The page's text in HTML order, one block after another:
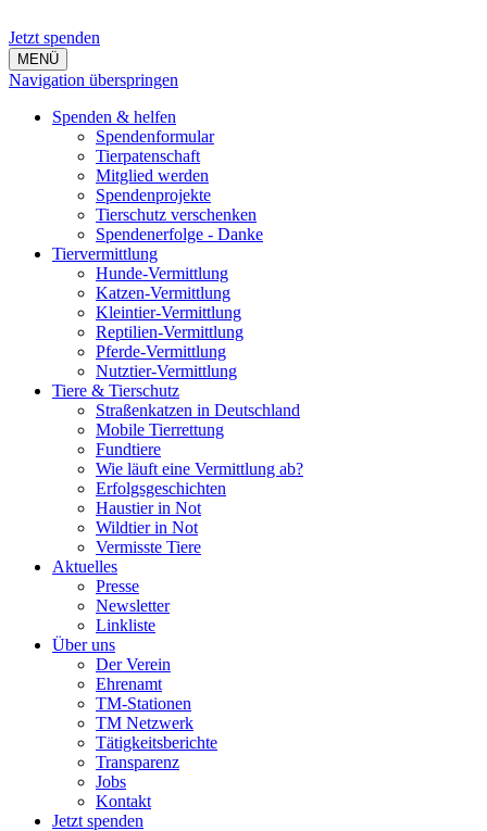
Jetzt spenden
MENÜ
Navigation überspringen
Spenden & helfen
Spendenformular
Tierpatenschaft
Mitglied werden
Spendenprojekte
Tierschutz verschenken
Spendenerfolge - Danke
Tiervermittlung
Hunde-Vermittlung
Katzen-Vermittlung
Kleintier-Vermittlung
Reptilien-Vermittlung
Pferde-Vermittlung
Nutztier-Vermittlung
Tiere & Tierschutz
Straßenkatzen in Deutschland
Mobile Tierrettung
Fundtiere
Wie läuft eine Vermittlung ab?
Erfolgsgeschichten
Haustier in Not
Wildtier in Not
Vermisste Tiere
Aktuelles
Presse
Newsletter
Linkliste
Über uns
Der Verein
Ehrenamt
TM-Stationen
TM Netzwerk
Tätigkeitsberichte
Transparenz
Jobs
Kontakt
Jetzt spenden